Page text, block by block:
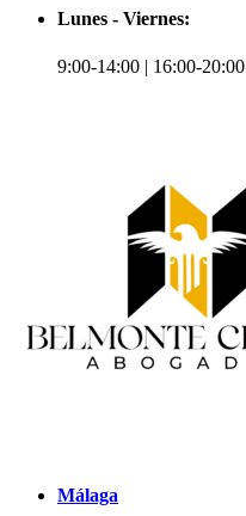
Lunes - Viernes:
9:00-14:00 | 16:00-20:00
Málaga